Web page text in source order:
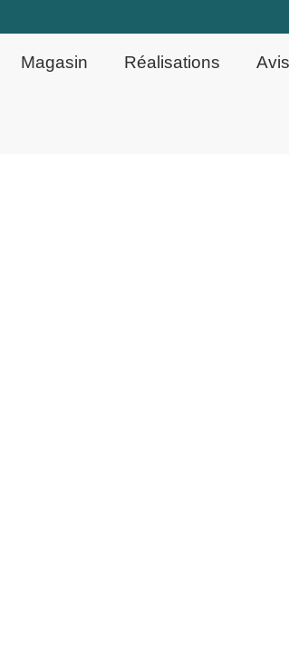
Magasin Réalisations